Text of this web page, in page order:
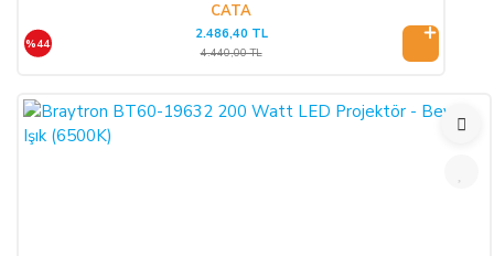
CATA
%44
2.486,40 TL
4.440,00 TL